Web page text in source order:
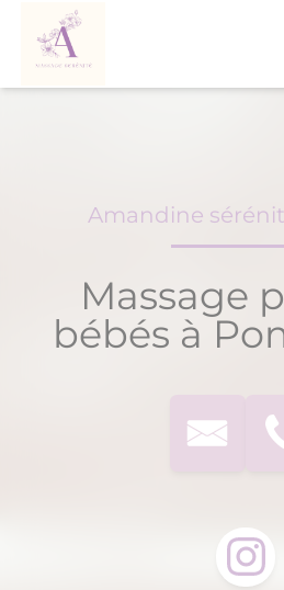
content
Amandine
Massage
bébés à